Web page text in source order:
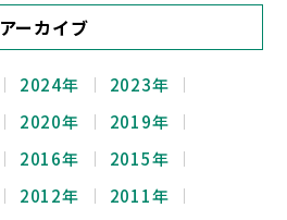
アーカイブ
2024年
2023年
2020年
2019年
2016年
2015年
2012年
2011年